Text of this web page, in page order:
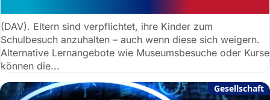
(DAV). Eltern sind verpflichtet, ihre Kinder zum
Schulbesuch anzuhalten – auch wenn diese sich weigern.
Alternative Lernangebote wie Museumsbesuche oder Kurse
können die...
Gesellschaft